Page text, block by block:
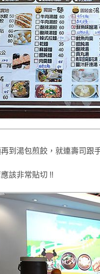
到湯包煎餃 ， 就連壽司跟
該非常貼切 !!